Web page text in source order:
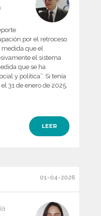
por el retroceso
que el
el sistema
que se ha
y política”. Si tenía
31 de enero de 2025,
LEER
01-04-2026